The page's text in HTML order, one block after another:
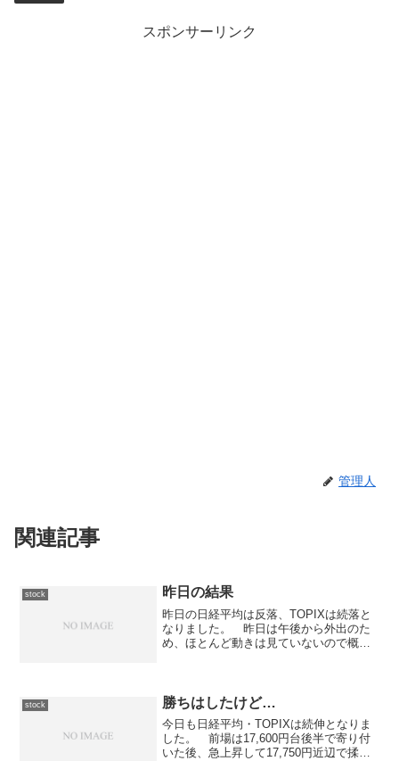
スポンサーリンク
管理人
関連記事
stock 昨日の結果
昨日の日経平均は反落、TOPIXは続落と
なりました。 昨日は午後から外出のた
め、ほとんど動きは見ていないので概況
（2432）...
stock 勝ちはしたけど…
今日も日経平均・TOPIXは続伸となりま
した。 前場は17,600円台後半で寄り付
いた後、急上昇して17,750円近辺で揉み